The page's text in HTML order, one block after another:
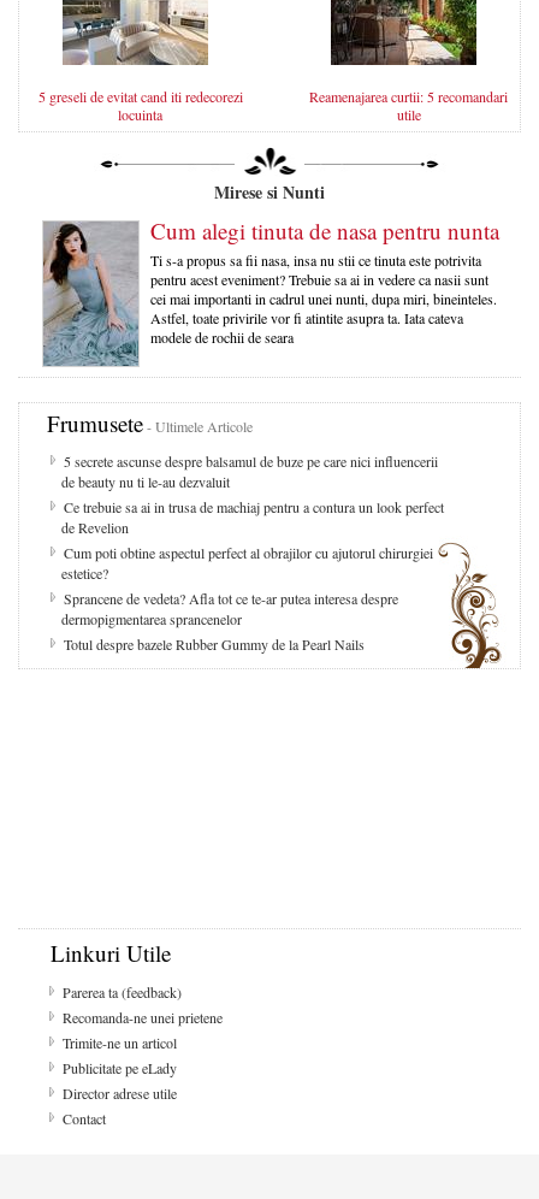
5 greseli de evitat cand iti redecorezi
locuinta
Reamenajarea curtii: 5 recomandari
utile
Mirese si Nunti
Cum alegi tinuta de nasa pentru nunta
Ti s-a propus sa fii nasa, insa nu stii ce tinuta este potrivita
pentru acest eveniment? Trebuie sa ai in vedere ca nasii sunt
cei mai importanti in cadrul unei nunti, dupa miri, bineinteles.
Astfel, toate privirile vor fi atintite asupra ta. Iata cateva
modele de rochii de seara
Frumusete- Ultimele Articole
5 secrete ascunse despre balsamul de buze pe care nici influencerii
de beauty nu ti le-au dezvaluit
Ce trebuie sa ai in trusa de machiaj pentru a contura un look perfect
de Revelion
Cum poti obtine aspectul perfect al obrajilor cu ajutorul chirurgiei
estetice?
Sprancene de vedeta? Afla tot ce te-ar putea interesa despre
dermopigmentarea sprancenelor
Totul despre bazele Rubber Gummy de la Pearl Nails
Linkuri Utile
Parerea ta (feedback)
Recomanda-ne unei prietene
Trimite-ne un articol
Publicitate pe eLady
Director adrese utile
Contact